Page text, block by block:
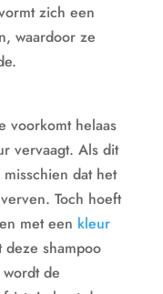
zich een
waardoor ze
voorkomt helaas
vervaagt. Als dit
dat het
Toch hoeft
met een kleur
shampoo
de